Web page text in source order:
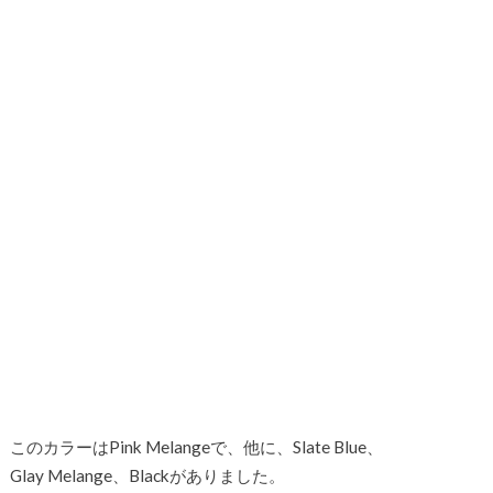
このカラーはPink Melangeで、他に、Slate Blue、
Glay Melange、Blackがありました。